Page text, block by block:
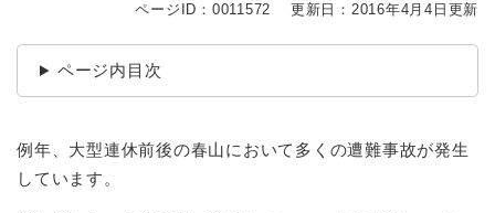
ページID：0011572 更新日：2016年4月4日更新
ページ内目次
例年、大型連休前後の春山において多くの遭難事故が発生
しています。